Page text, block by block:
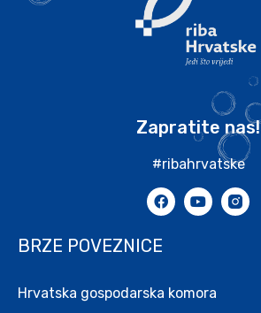
Zapratite nas!
#ribahrvatske
BRZE POVEZNICE
Hrvatska gospodarska komora